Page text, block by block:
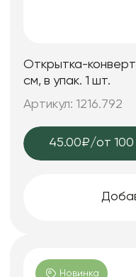
Открытка-конверт
см, в упак. 1 шт.
Артикул: 1216.792
45.00₽/от 100
Новинка